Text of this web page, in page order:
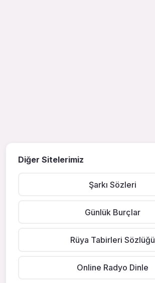
Diğer Sitelerimiz
Şarkı Sözleri
Günlük Burçlar
Rüya Tabirleri Sözlüğü
Online Radyo Dinle